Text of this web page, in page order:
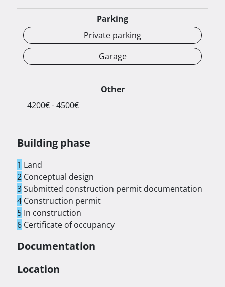
Više informacija na:
+385 95 222 15 55
Parking
Private parking
Garage
Other
4200€ - 4500€
Building phase
1 Land
2Conceptual design
3Submitted construction permit documentation
4Construction permit
5In construction
6Certificate of occupancy
Documentation
Location